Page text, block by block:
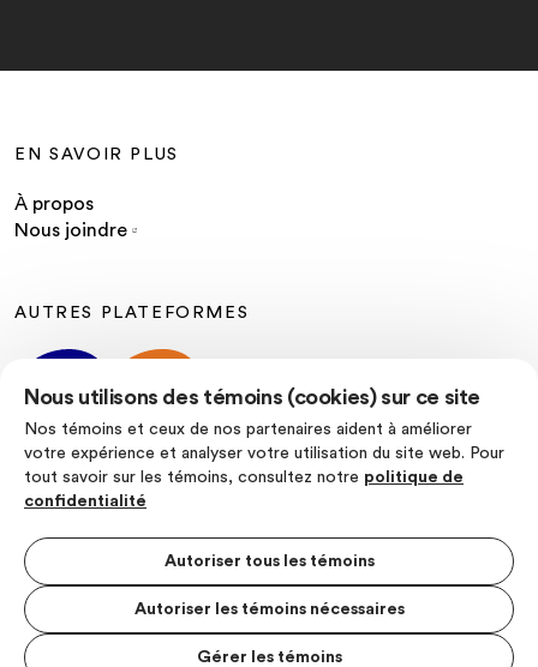
Nous utilisons des témoins (cookies) sur ce site
Nos témoins et ceux de nos partenaires aident à améliorer
votre expérience et analyser votre utilisation du site web. Pour
tout savoir sur les témoins, consultez notre politique de
confidentialité
Autoriser tous les témoins
Autoriser les témoins nécessaires
Gérer les témoins
EN SAVOIR PLUS
À propos
Nous joindre
AUTRES PLATEFORMES
Politique de confidentialité
Conditions d’utilisation